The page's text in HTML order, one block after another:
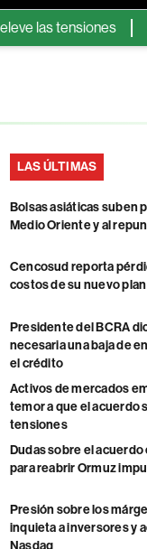
Aerolíneas
LAS ÚLTIMAS
Bolsas asiáticas suben
Medio Oriente y al
Cencosud reporta
costos de su nuevo
Presidente del BCRA
necesaria una baja de
el crédito
Activos de mercados
temor a que el acuerdo
tensiones
Dudas sobre el
para reabrir Ormuz
Presión sobre los
inquieta a inversores y